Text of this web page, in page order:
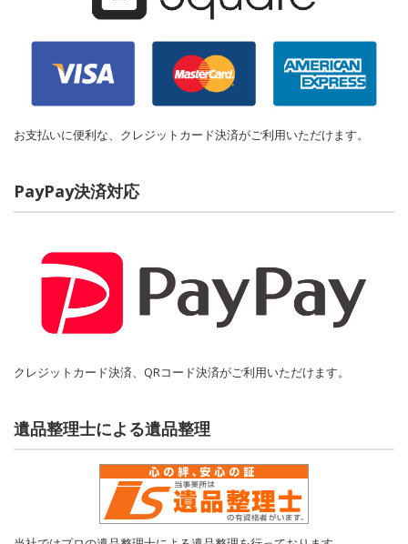
お支払いに便利な、クレジットカード決済がご利用いただけます。
PayPay決済対応
クレジットカード決済、QRコード決済がご利用いただけます。
遺品整理士による遺品整理